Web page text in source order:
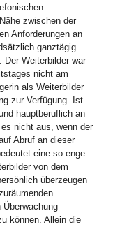
zwischen der
Anforderungen an
ganztägig
Der Weiterbilder war
nicht am
als Weiterbilder
zur Verfügung. Ist
hauptberuflich an
nicht aus, wenn der
Abruf an dieser
eine so enge
von dem
überzeugen
können. Allein die